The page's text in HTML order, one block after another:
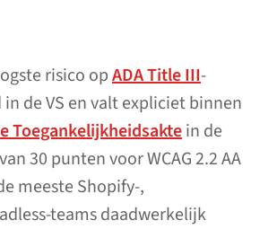
risico opADA Title III-
de VS en valt expliciet binnen
Toegankelijkheidsaktein de
30 punten voor WCAG 2.2 AA
meeste Shopify-,
teams daadwerkelijk